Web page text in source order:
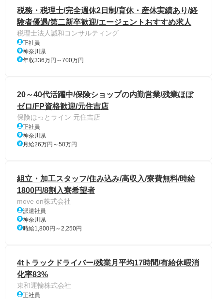
税務・税理士/完全週休2日制/育休・産休実績あり/経
験者優遇/第二新卒歓迎/エージェントおすすめ求人
税理士法人誠和コンサルティング
正社員
神奈川県
年収336万円～700万円
20～40代活躍中/保険ショップの内勤営業/残業ほぼ
ゼロ/FP資格歓迎/元住吉店
保険ほっとライン 元住吉店
正社員
神奈川県
月給26万円～50万円
組立・加工スタッフ/住み込み/高収入/寮費無料/時給
1800円/8割入寮希望者
move on株式会社
派遣社員
神奈川県
時給1,800円～2,250円
4tトラックドライバー/残業月平均17時間/有給休暇消
化率83%
東和運輸株式会社
正社員